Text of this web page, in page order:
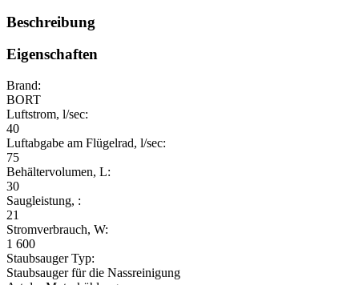
Beschreibung
Eigenschaften
Brand:
BORT
Luftstrom, l/sec:
40
Luftabgabe am Flügelrad, l/sec:
75
Behältervolumen, L:
30
Saugleistung, :
21
Stromverbrauch, W:
1 600
Staubsauger Typ:
Staubsauger für die Nassreinigung